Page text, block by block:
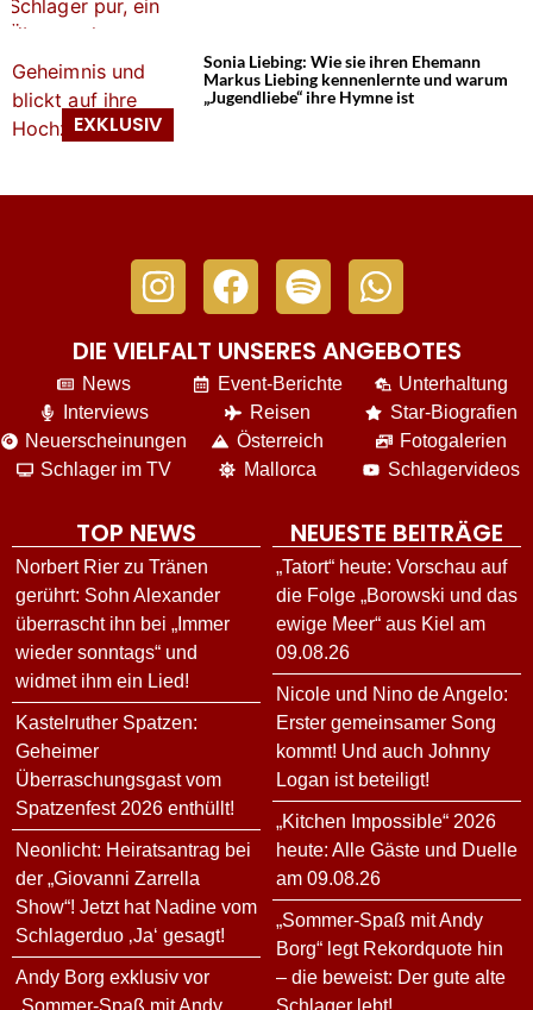
Sonia Liebing: Wie sie ihren Ehemann
Markus Liebing kennenlernte und warum
„Jugendliebe“ ihre Hymne ist
DIE VIELFALT UNSERES ANGEBOTES
News
Interviews
Neuerscheinungen
Schlager im TV
Event-Berichte
Reisen
Österreich
Mallorca
Unterhaltung
Star-Biografien
Fotogalerien
Schlagervideos
TOP NEWS
Norbert Rier zu Tränen
gerührt: Sohn Alexander
überrascht ihn bei „Immer
wieder sonntags“ und
widmet ihm ein Lied!
Kastelruther Spatzen:
Geheimer
Überraschungsgast vom
Spatzenfest 2026 enthüllt!
Neonlicht: Heiratsantrag bei
der „Giovanni Zarrella
Show“! Jetzt hat Nadine vom
Schlagerduo ‚Ja‘ gesagt!
Andy Borg exklusiv vor
NEUESTE BEITRÄGE
„Tatort“ heute: Vorschau auf
die Folge „Borowski und das
ewige Meer“ aus Kiel am
09.08.26
Nicole und Nino de Angelo:
Erster gemeinsamer Song
kommt! Und auch Johnny
Logan ist beteiligt!
„Kitchen Impossible“ 2026
heute: Alle Gäste und Duelle
am 09.08.26
„Sommer-Spaß mit Andy
Borg“ legt Rekordquote hin
– die beweist: Der gute alte